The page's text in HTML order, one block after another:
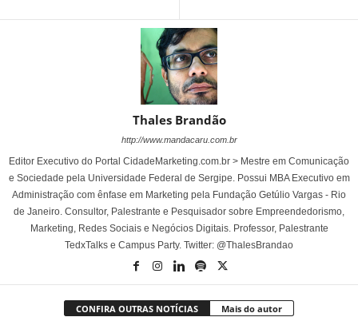
Thales Brandão
http://www.mandacaru.com.br
Editor Executivo do Portal CidadeMarketing.com.br > Mestre em Comunicação
e Sociedade pela Universidade Federal de Sergipe. Possui MBA Executivo em
Administração com ênfase em Marketing pela Fundação Getúlio Vargas - Rio
de Janeiro. Consultor, Palestrante e Pesquisador sobre Empreendedorismo,
Marketing, Redes Sociais e Negócios Digitais. Professor, Palestrante
TedxTalks e Campus Party. Twitter: @ThalesBrandao
CONFIRA OUTRAS NOTÍCIAS Mais do autor